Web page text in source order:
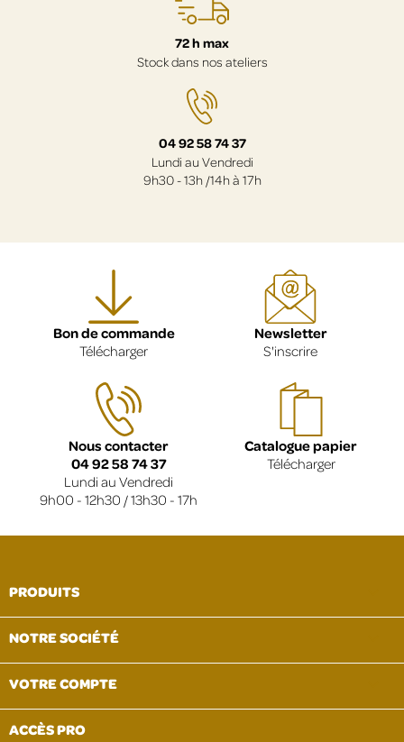
72 h max
Stock dans nos ateliers
04 92 58 74 37
Lundi au Vendredi
9h30 - 13h /14h à 17h
Bon de commande
Télécharger
Newsletter
S'inscrire
Nous contacter
04 92 58 74 37
Lundi au Vendredi
9h00 - 12h30 / 13h30 - 17h
Catalogue papier
Télécharger
PRODUITS
NOTRE SOCIÉTÉ
VOTRE COMPTE
ACCÈS PRO